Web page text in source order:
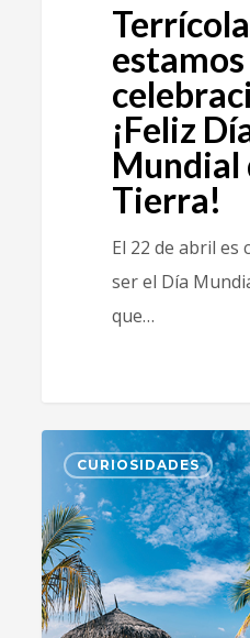
estamos
¡Feliz
Mundial
Tierra!
El 22 de abril es
ser el Día
que…
CURIOSIDADES 1